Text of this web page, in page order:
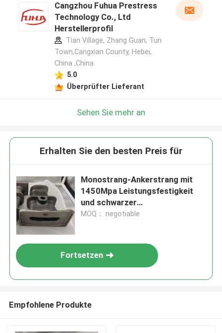
Cangzhou Fuhua Prestress
Technology Co., Ltd
Herstellerprofil
Tian Village, Zhang Guan, Tun
Town,Cangxian County, Hebei,
China ,China
5.0
Überprüfter Lieferant
Sehen Sie mehr an
Erhalten Sie den besten Preis für
Monostrang-Ankerstrang mit
1450Mpa Leistungsfestigkeit
und schwarzer
Oberflächenbehandlung
MOQ： negotiable
Fortsetzen
Empfohlene Produkte